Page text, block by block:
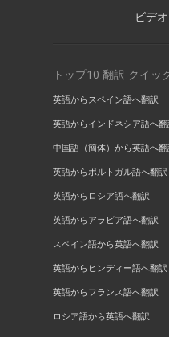
ビデ
トップ10 翻訳 クイッ
英語からスペイン語へ翻訳
英語からインドネシア語へ翻
中国語（簡体）から英語へ翻
英語からポルトガル語へ翻訳
英語からロシア語へ翻訳
英語からアラビア語へ翻訳
スペイン語から英語へ翻訳
英語からヒンディー語へ翻訳
英語からフランス語へ翻訳
ロシア語から英語へ翻訳